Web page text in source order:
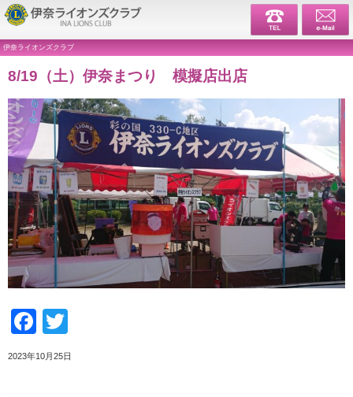
伊奈ライ
伊奈ライオンズクラブ
8/19（土）伊奈まつり 模擬店出店
Facebook
2023年10月25日